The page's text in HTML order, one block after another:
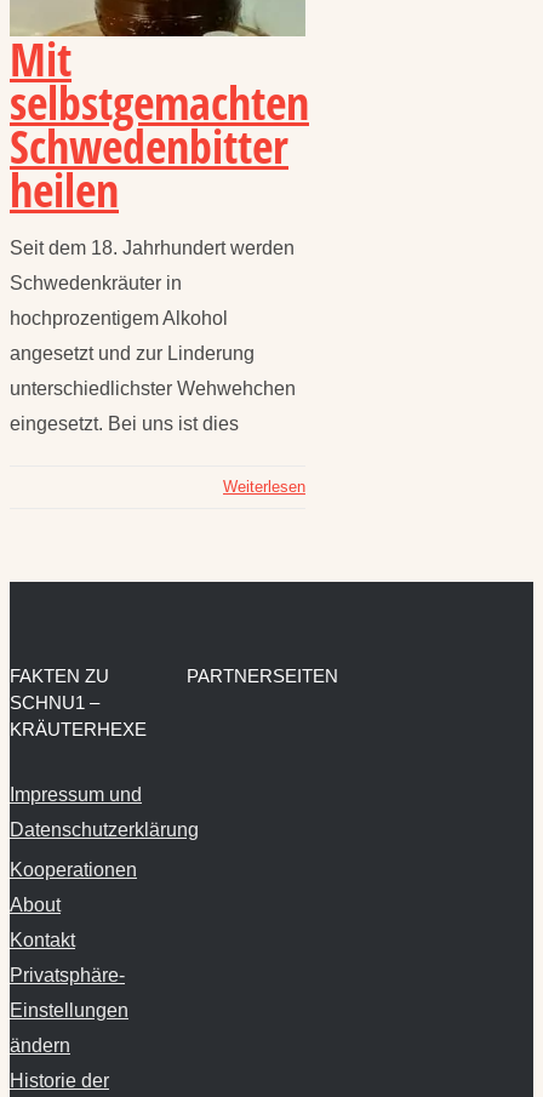
Mit
selbstgemachten
Schwedenbitter
heilen
Seit dem 18. Jahrhundert werden
Schwedenkräuter in
hochprozentigem Alkohol
angesetzt und zur Linderung
unterschiedlichster Wehwehchen
eingesetzt. Bei uns ist dies
Weiterlesen
FAKTEN ZU
SCHNU1 –
KRÄUTERHEXE
Impressum und
Datenschutzerklärung
Kooperationen
About
Kontakt
Privatsphäre-
Einstellungen
ändern
Historie der
PARTNERSEITEN